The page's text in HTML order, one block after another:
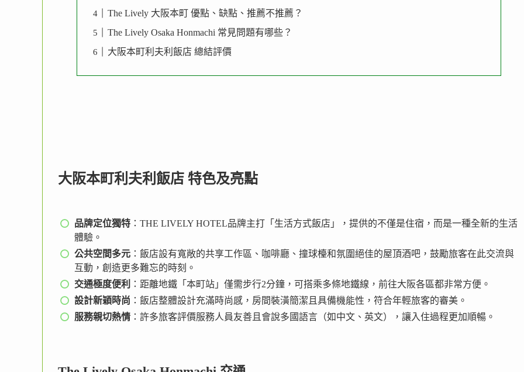
The Lively 大阪本町 優點、缺點、推薦不推薦？
The Lively Osaka Honmachi 常見問題有哪些？
大阪本町利夫利飯店 總結評價
大阪本町利夫利飯店 特色及亮點
品牌定位獨特 ：THE LIVELY HOTEL品牌主打「生活方式飯店」，提供的不僅是住宿，而是一種全新的生活
體驗。
公共空間多元 ：飯店設有寬敞的共享工作區、咖啡廳、撞球檯和氛圍絕佳的屋頂酒吧，鼓勵旅客在此交流與
互動，創造更多難忘的時刻。
交通極度便利
：距離地鐵「本町站」僅需步行2分鐘，可搭乘多條地鐵線，前往大阪各區都非常方便。
設計新穎時尚 ：飯店整體設計充滿時尚感，房間裝潢簡潔且具備機能性，符合年輕旅客的審美。
服務親切熱情 ：許多旅客評價服務人員友善且會說多國語言（如中文、英文），讓入住過程更加順暢。